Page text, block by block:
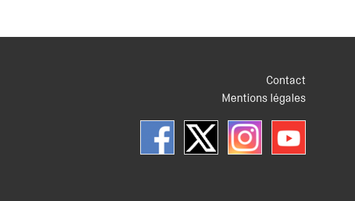
Contact
Mentions légales